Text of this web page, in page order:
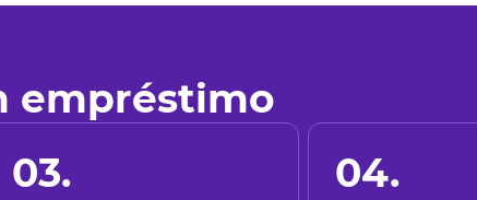
empréstimo
03. 04.